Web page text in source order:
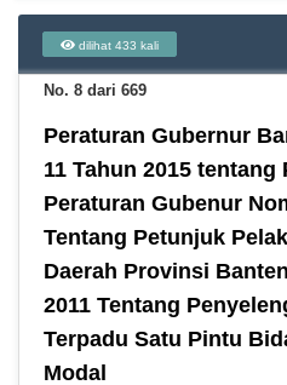
dilihat 433 kali
No. 8 dari 669
Peraturan Gubernur
11 Tahun 2015 tentang
Peraturan Gubenur
Tentang Petunjuk
Daerah Provinsi
2011 Tentang
Terpadu Satu Pintu
Modal